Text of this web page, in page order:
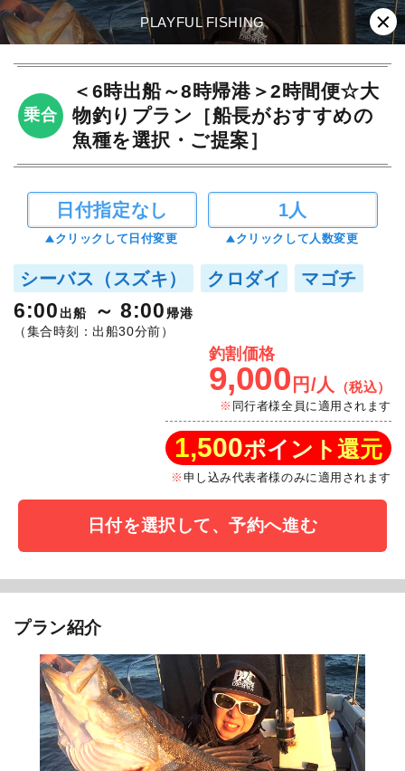
PLAYFUL FISHING
乗合
＜6時出船～8時帰港＞2時間便☆大
物釣りプラン［船長がおすすめの
魚種を選択・ご提案］
日付指定なし
クリックして日付変更
1人
クリックして人数変更
シーバス（スズキ） クロダイ マゴチ
6:00 出船 8:00 帰港
（集合時刻：出船30分前）
釣割価格
9,000 円/人 （税込）
同行者様全員に適用されます
1,500ポイント還元
申し込み代表者様のみに適用されます
日付を選択して、予約へ進む
プラン紹介